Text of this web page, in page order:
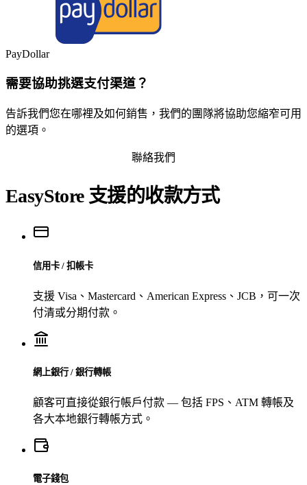
PayDollar
需要協助挑選支付渠道？
告訴我們您在哪裡及如何銷售，我們的團隊將協助您縮窄可用
的選項。
聯絡我們
EasyStore 支援的收款方式
信用卡 / 扣帳卡
支援 Visa、Mastercard、American Express、JCB，可一次
付清或分期付款。
網上銀行 / 銀行轉帳
顧客可直接從銀行帳戶付款 — 包括 FPS、ATM 轉帳及
各大本地銀行轉帳方式。
電子錢包